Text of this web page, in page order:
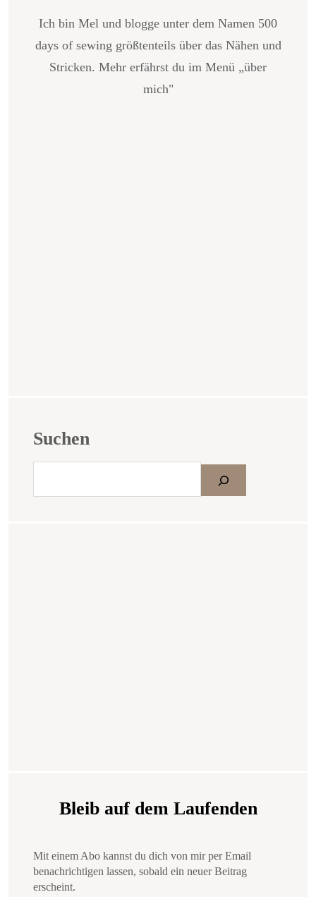
Ich bin Mel und blogge unter dem Namen 500
days of sewing größtenteils über das Nähen und
Stricken. Mehr erfährst du im Menü „über
mich"
Suchen
Bleib auf dem Laufenden
Mit einem Abo kannst du dich von mir per Email
benachrichtigen lassen, sobald ein neuer Beitrag
erscheint.